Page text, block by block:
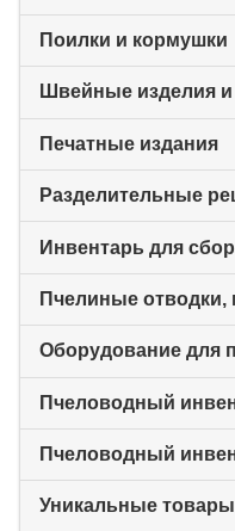
Поилки и кормушки
Швейные изделия
Печатные издания
Разделительные
Инвентарь для
Оборудование для
Пчеловодный
Уникальные товары